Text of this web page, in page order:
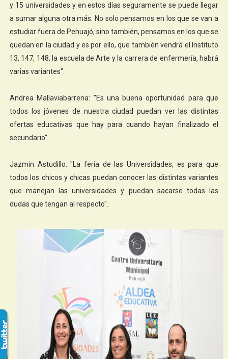
y 15 universidades y en estos días seguramente se puede llegar
a sumar alguna otra más. No solo pensamos en los que se van a
estudiar fuera de Pehuajó, sino también, pensamos en los que se
quedan en la ciudad y es por ello, que también vendrá el Instituto
13, 147, 148, la escuela de Arte y la carrera de enfermería, habrá
varias variantes".
Andrea Mallaviabarrena: "Es una buena oportunidad para que
todos los jóvenes de nuestra ciudad puedan ver las distintas
ofertas educativas que hay para cuando hayan finalizado el
secundario"
Jazmin Astudillo: "La feria de las Universidades, es para que
todos los chicos y chicas puedan conocer las distintas variantes
que manejan las universidades y puedan sacarse todas las
dudas que tengan al respecto".